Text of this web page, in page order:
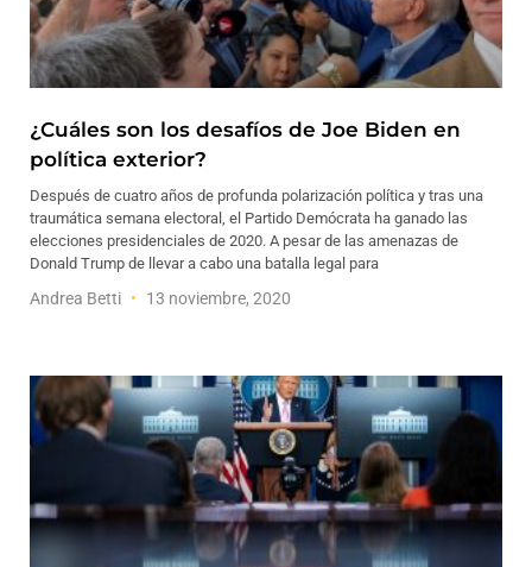
¿Cuáles son los desafíos de Joe Biden en
política exterior?
Después de cuatro años de profunda polarización política y tras una
traumática semana electoral, el Partido Demócrata ha ganado las
elecciones presidenciales de 2020. A pesar de las amenazas de
Donald Trump de llevar a cabo una batalla legal para
Andrea Betti 13 noviembre, 2020